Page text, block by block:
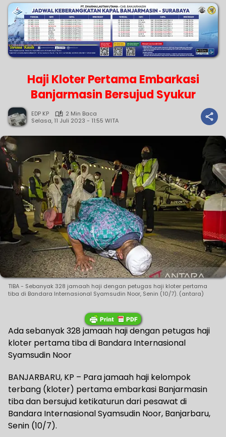
Haji Kloter Pertama Embarkasi
Banjarmasin Bersujud Syukur
EDP KP
2 Min Baca
Selasa, 11 Juli 2023 - 11:55 WITA
TIBA - Sebanyak 328 jamaah haji dengan petugas haji kloter pertama
tiba di Bandara Internasional Syamsudin Noor, Senin (10/7). (antara)
Ada sebanyak 328 jamaah haji dengan petugas haji
kloter pertama tiba di Bandara Internasional
Syamsudin Noor
BANJARBARU, KP – Para jamaah haji kelompok
terbang (kloter) pertama embarkasi Banjarmasin
tiba dan bersujud ketikaturun dari pesawat di
Bandara Internasional Syamsudin Noor, Banjarbaru,
Senin (10/7).